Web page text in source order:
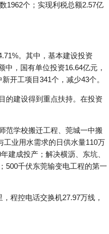
1962个；实现利税总额2.57亿
。其中，基本建设投资
，国有单位投资16.64亿元，
开工项目341个，减少43个。
的建设得到重点扶持。在投资
范学校搬迁工程、莞城一中搬
工业用水需求的日供水量110万
建成投产；解决横沥、东坑、
500千伏东莞输变电工程的第一
程控电话交换机27.97万线，